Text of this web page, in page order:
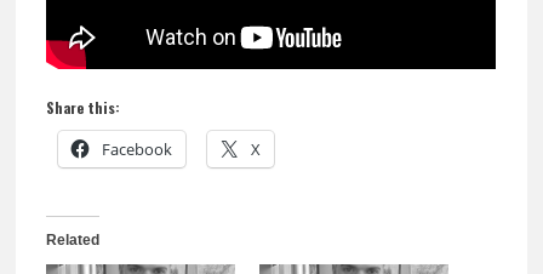
Share this:
Facebook X
Related